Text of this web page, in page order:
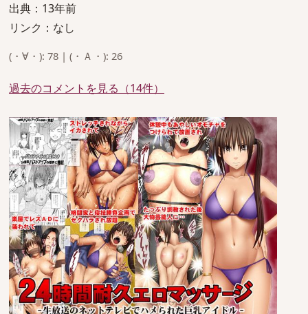
出典：13年前
リンク：なし
(・∀・): 78 | (・Ａ・): 26
過去のコメントを見る（14件）